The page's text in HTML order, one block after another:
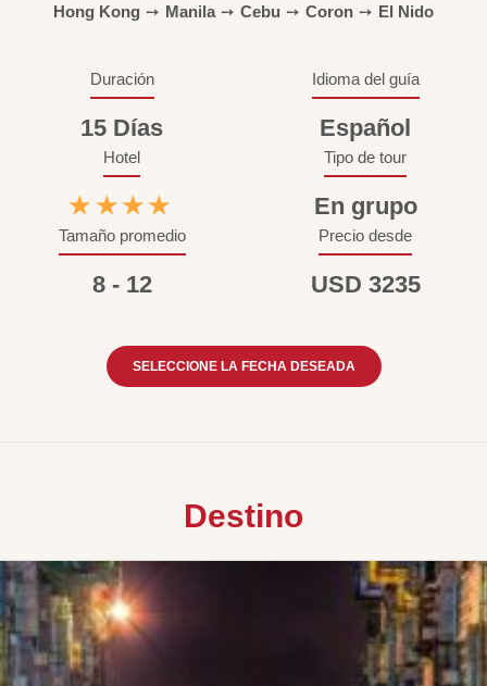
Hong Kong ➙ Manila ➙ Cebu ➙ Coron ➙ El Nido
Duración
15 Días
Idioma del guía
Español
Hotel
★★★★
Tipo de tour
En grupo
Tamaño promedio
8 - 12
Precio desde
USD 3235
SELECCIONE LA FECHA DESEADA
Destino